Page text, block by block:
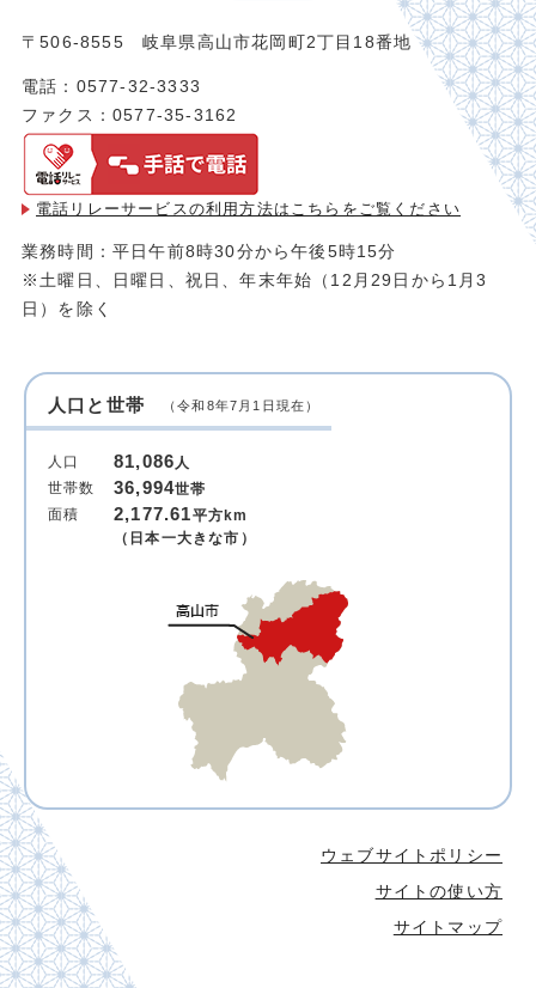
〒506-8555 岐阜県高山市花岡町2丁目18番地
電話：0577-32-3333
ファクス：0577-35-3162
電話リレーサービスの利用方法は こちらをご覧ください
業務時間：平日午前8時30分から午後5時15分
※土曜日、日曜日、祝日、年末年始（12月29日から1月3
日）を除く
人口と世帯 （令和8年7月1日現在）
人口 81,086人
世帯数
36,994世帯
面積
2,177.61平方km
（日本一大きな市）
ウェブサイトポリシー
サイトの使い方
サイトマップ